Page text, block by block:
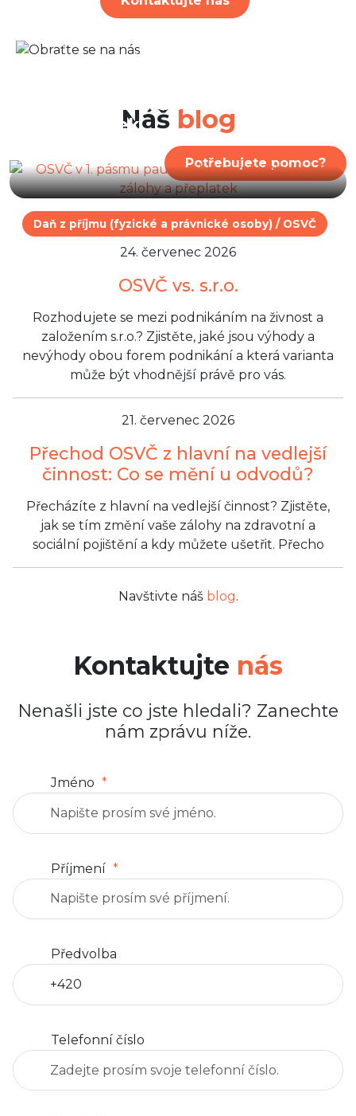
Potřebujete pomoc?
Náš blog
30. červenec 2026
režimu: Nová výše zálohy a
přeplatek
Daň z příjmu (fyzické a právnické osoby) / OSVČ
24. červenec 2026
OSVČ vs. s.r.o.
Rozhodujete se mezi podnikáním na živnost a
založením s.r.o.? Zjistěte, jaké jsou výhody a
nevýhody obou forem podnikání a která varianta
může být vhodnější právě pro vás.
21. červenec 2026
Přechod OSVČ z hlavní na vedlejší
činnost: Co se mění u odvodů?
Přecházíte z hlavní na vedlejší činnost? Zjistěte,
jak se tím změní vaše zálohy na zdravotní a
sociální pojištění a kdy můžete ušetřit. Přecho
Navštivte náš blog.
Kontaktujte nás
Nenašli jste co jste hledali? Zanechte
nám zprávu níže.
Jméno
Příjmení
Předvolba
Telefonní číslo